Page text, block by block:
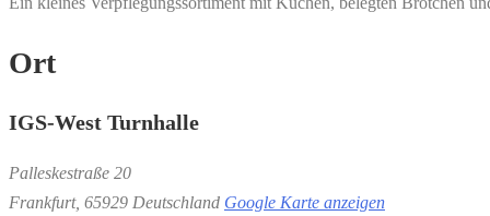
Ort
IGS-West Turnhalle
Palleskestraße 20
Frankfurt, 65929 Deutschland Google Karte anzeigen